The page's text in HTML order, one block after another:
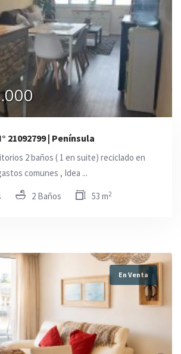
21092799 | Península
2 baños ( 1 en suite) reciclado en
comunes , Idea ...
2 Baños 53 m2
En Venta